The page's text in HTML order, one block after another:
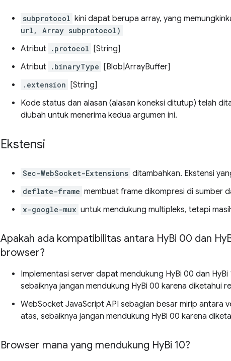
subprotocol kini dapat berupa array, yang
url, Array subprotocol)
Atribut .protocol
[String]
Atribut .binaryType [Blob|ArrayBuffer]
.extension
[String]
Kode status dan alasan (alasan koneksi ditutup) telah
diubah untuk menerima kedua argumen ini.
Ekstensi
Sec-WebSocket-Extensions ditambahkan. Ekstensi
deflate-frame membuat frame dikompresi di sumber
x-google-mux untuk mendukung multipleks, tetapi
Apakah ada kompatibilitas antara HyBi 00 dan Hy
browser?
Implementasi server dapat mendukung HyBi 00 dan
sebaiknya jangan mendukung HyBi 00 karena diketahui
WebSocket JavaScript API sebagian besar mirip antara
atas, sebaiknya jangan mendukung HyBi 00 karena
Browser mana yang mendukung HyBi 10?